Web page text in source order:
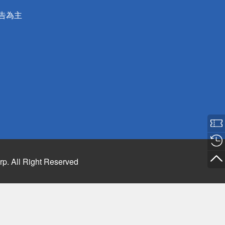
為主
All Right Reserved